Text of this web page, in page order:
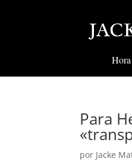
Para
por Jacke